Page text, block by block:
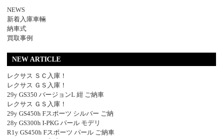
NEWS
新着入庫車輛
納車式
買取事例
NEW ARTICLE
レクサス ＳＣ入庫！
レクサス ＧＳ入庫！
29y GS350 バージョンL 紺 ご納車
レクサス ＧＳ入庫！
29y GS450h Fスポーツ シルバー ご納
28y GS300h I-PKG パール モデリ
R1y GS450h Fスポーツ パール ご納車